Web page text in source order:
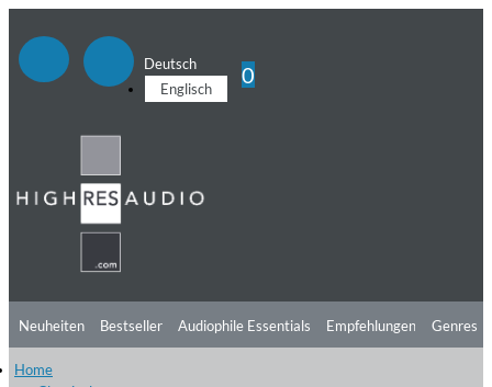
Deutsch
Englisch
0
Neuheiten Bestseller Audiophile Essentials Empfehlungen
Hörtipps
Genres
Home